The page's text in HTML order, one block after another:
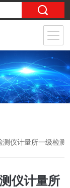
计量所一级检测证书
仪计量所